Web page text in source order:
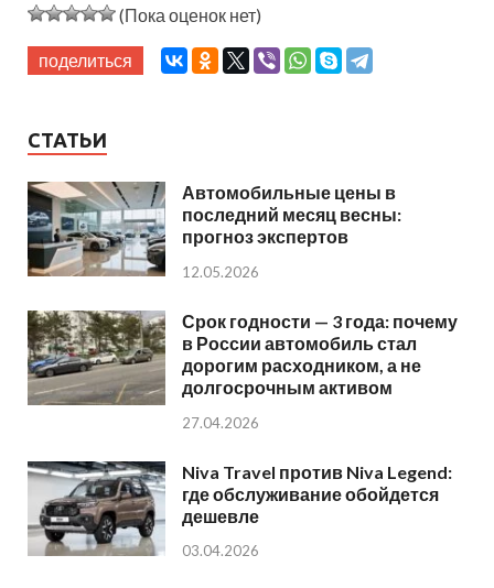
(Пока оценок нет)
поделиться
СТАТЬИ
Автомобильные цены в
последний месяц весны:
прогноз экспертов
12.05.2026
Срок годности — 3 года: почему
в России автомобиль стал
дорогим расходником, а не
долгосрочным активом
27.04.2026
Niva Travel против Niva Legend:
где обслуживание обойдется
дешевле
03.04.2026